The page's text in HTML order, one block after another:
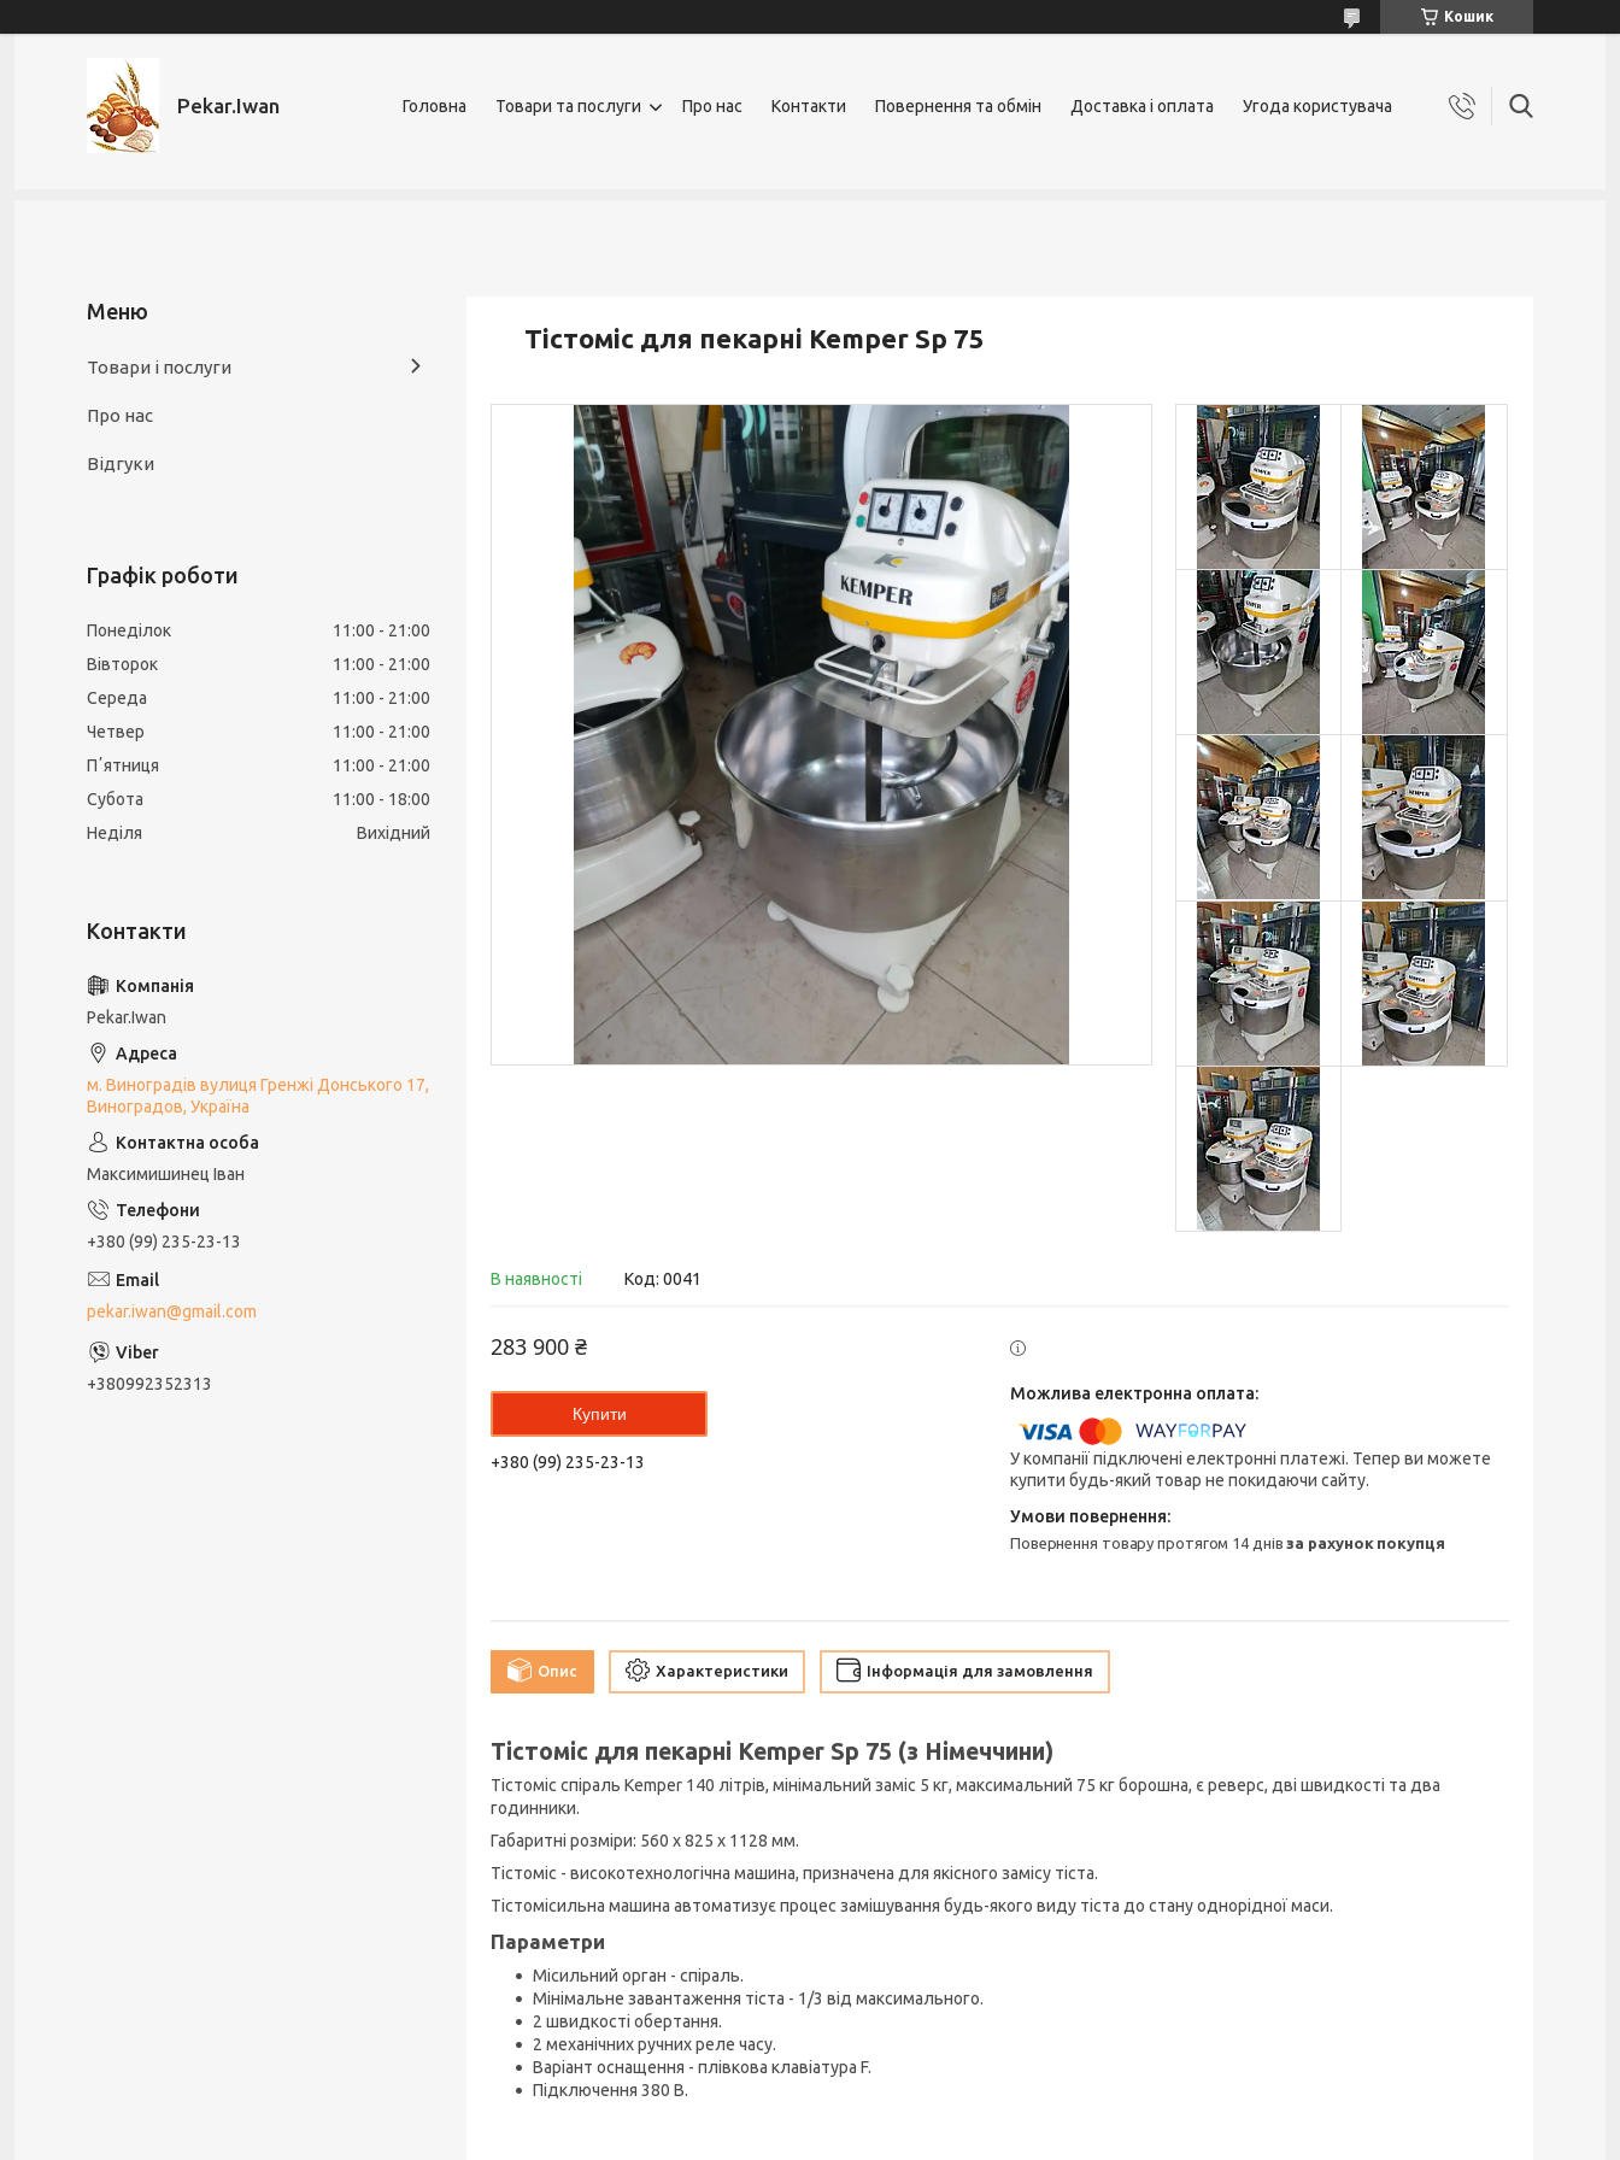
Кошик
Pekar.Iwan Головна Товари та послуги Про нас Контакти Повернення та обмін Доставка і оплата Угода користувача
Тістоміс для пекарні Kemper Sp 75
В наявності Код: 0041
283 900 ₴
Купити
+380 (99) 235-23-13
У компанії підключені електронні платежі. Тепер ви можете
купити будь-який товар не покидаючи сайту.
повернення товару протягом 14 днівза рахунок покупця
Опис Характеристики Інформація для замовлення
Тістоміс для пекарні Kemper Sp 75 (з Німеччини)
Тістоміс спіраль Kemper 140 літрів, мінімальний заміс 5 кг, максимальний 75 кг борошна, є реверс, дві швидкості та два
годинники.
Габаритні розміри: 560 х 825 х 1128 мм.
Тістоміс - високотехнологічна машина, призначена для якісного замісу тіста.
Тістомісильна машина автоматизує процес замішування будь-якого виду тіста до стану однорідної маси.
Параметри
Місильний орган - спіраль.
Мінімальне завантаження тіста - 1/3 від максимального.
2 швидкості обертання.
2 механічних ручних реле часу.
Варіант оснащення - плівкова клавіатура F.
Підключення 380 В.
Товари і послуги
Про нас
Відгуки
Графік роботи
Понеділок 11:00
21:00
Вівторок
11:00
21:00
Середа
11:00
21:00
Четвер
11:00
21:00
Пʼятниця
11:00
21:00
Субота
11:00
18:00
Неділя
Вихідний
Pekar.Iwan
м. Виноградів вулиця Гренжі Донського 17,
Виноградов, Україна
Максимишинец Іван
+380 (99) 235-23-13
pekar.iwan@gmail.com
+380992352313